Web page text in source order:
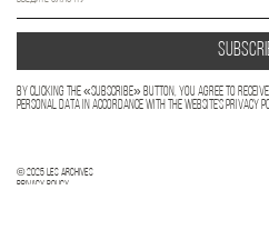
By clicking the «SUBSCRIBE» button, you agree to
personal data in accordance with the website's Privacy
© 2025 Les Archives
Privacy Policy